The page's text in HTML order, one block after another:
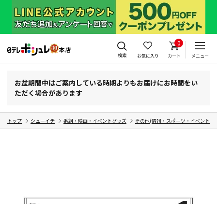
検索 お気に入り
0
カート メニュー
お盆期間中はご案内している時期よりもお届けにお時間をい
ただく場合があります
トップ シューイチ 番組・映画・イベントグッズ その他(情報・スポーツ・イベント・